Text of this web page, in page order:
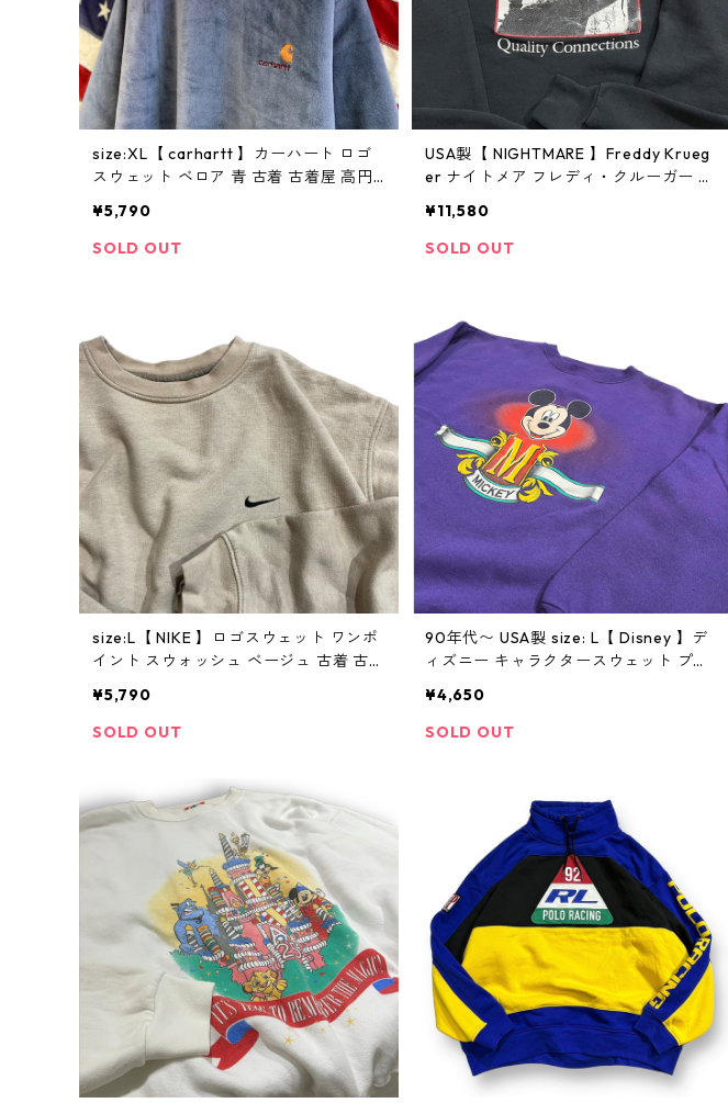
size:XL【 carhartt 】カーハート ロゴ
スウェット ベロア 青 古着 古着屋 高円
¥5,790
SOLD OUT
USA製【 NIGHTMARE 】Freddy Krueg
er ナイトメア フレディ・クルーガー ホ
黒 高円寺 古着 古着屋 ビンテージ
¥11,580
SOLD OUT
size:L【 NIKE 】ロゴスウェット ワンポ
イント スウォッシュ ベージュ 古着 古着
¥5,790
SOLD OUT
90年代〜 USA製 size: L【 Disney 】デ
ィズニー キャラクタースウェット プリ
高円寺 ビンテージ
¥4,650
SOLD OUT